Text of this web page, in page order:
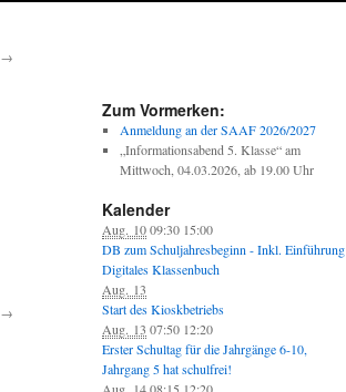
→
→
Zum Vormerken:
Anmeldung an der SAAF 2026/2027
„Informationsabend 5. Klasse“ am
Mittwoch, 04.03.2026, ab 19.00 Uhr
Kalender
Aug. 1009:30 15:00
DB zum Schuljahresbeginn - Inkl. Einführung
Digitales Klassenbuch
Aug. 13
Start des Kioskbetriebs
Aug. 13 07:50 12:20
Erster Schultag für die Jahrgänge 6-10,
Jahrgang 5 hat schulfrei!